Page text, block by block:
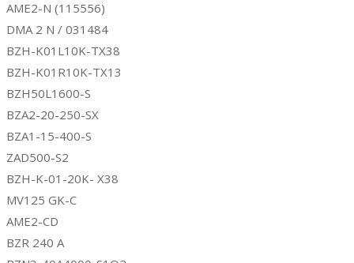
AME2-N (115556)
DMA 2 N / 031484
BZH-K01L10K-TX38
BZH-K01R10K-TX13
BZH50L1600-S
BZA2-20-250-SX
BZA1-15-400-S
ZAD500-S2
BZH-K-01-20K- X38
MV125 GK-C
AME2-CD
BZR 240 A